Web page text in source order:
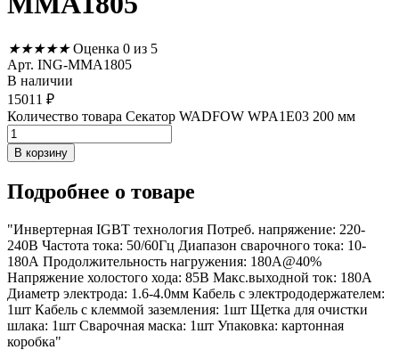
★★★★★ Оценка 0 из 5
Арт. ING-MMA1805
В наличии
15011 ₽
Количество товара Секатор WADFOW WPA1E03 200 мм
В корзину
Подробнее о товаре
"Инвертерная IGBT технология Потреб. напряжение: 220-
240В Частота тока: 50/60Гц Диапазон сварочного тока: 10-
180А Продолжительность нагружения: 180A@40%
Напряжение холостого хода: 85В Макс.выходной ток: 180А
Диаметр электрода: 1.6-4.0мм Кабель с электрододержателем:
1шт Кабель с клеммой заземления: 1шт Щетка для очистки
шлака: 1шт Сварочная маска: 1шт Упаковка: картонная
коробка"